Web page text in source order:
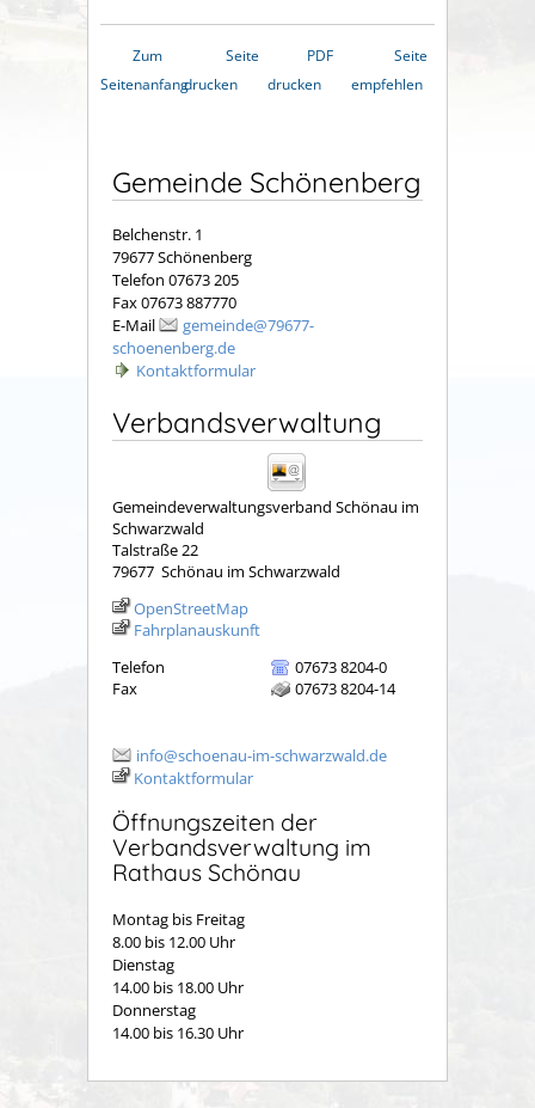
Zum
Seitenanfang
Seite
drucken
PDF
drucken
Seite
empfehlen
Gemeinde Schönenberg
Belchenstr. 1
79677 Schönenberg
Telefon 07673 205
Fax 07673 887770
E-Mail
gemeinde@79677-
schoenenberg.de
Kontaktformular
Verbandsverwaltung
Gemeindeverwaltungsverband Schönau im
Schwarzwald
Talstraße 22
79677 Schönau im Schwarzwald
OpenStreetMap
Fahrplanauskunft
Telefon
07673 8204-0
Fax
07673 8204-14
info@schoenau-im-schwarzwald.de
Kontaktformular
Öffnungszeiten der
Verbandsverwaltung im
Rathaus Schönau
Montag bis Freitag
8.00 bis 12.00 Uhr
Dienstag
14.00 bis 18.00 Uhr
Donnerstag
14.00 bis 16.30 Uhr